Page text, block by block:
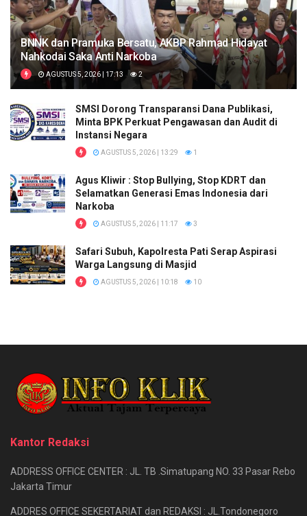
BNNK dan Pramuka Bersatu, AKBP Rahmad Hidayat
Nahkodai Saka Anti Narkoba
AGUSTUS 5, 2026 | 17:13 2
SMSI Dorong Transparansi Dana Publikasi,
Minta BPK Perkuat Pengawasan dan Audit di
Instansi Negara
AGUSTUS 5, 2026 | 13:29 1
Agus Kliwir : Stop Bullying, Stop KDRT dan
Selamatkan Generasi Emas Indonesia dari
Narkoba
AGUSTUS 5, 2026 | 11:17 3
Safari Subuh, Kapolresta Pati Serap Aspirasi
Warga Langsung di Masjid
AGUSTUS 5, 2026 | 10:18 10
Kantor Redaksi
ADDRESS OFFICE CENTER : JL. TB .Simatupang NO. 33 Pasar Rebo
Jakarta Timur
ADDRES OFFICE SEKERTARIAT dan REDAKSI : JL.Tondonegoro